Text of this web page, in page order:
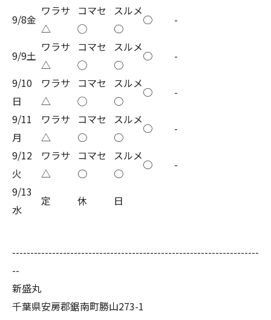
9/8金
ワラサ
△
コマセ
◯
スルメ
○
○ -
9/9土
ワラサ
△
コマセ
◯
スルメ
○
○
-
9/10
日
ワラサ
△
コマセ
◯
スルメ
○
○
-
9/11
月
ワラサ
△
コマセ
○
スルメ
○
○
-
9/12
火
ワラサ
△
コマセ
○
スルメ
○
○
-
9/13
水
定 休 日
--------------------------------------------------------------------
--
新盛丸
千葉県安房郡鋸南町勝山273-1